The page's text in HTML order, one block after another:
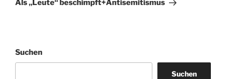
Als „Leute“ beschimpft+Antisemitismus
Suchen
Suchen